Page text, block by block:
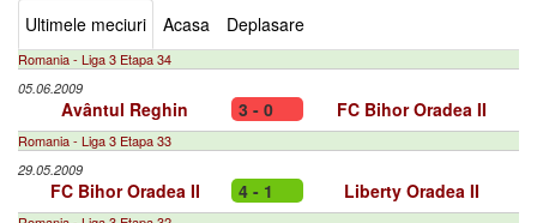
Ultimele meciuri Acasa Deplasare
Romania - Liga 3 Etapa 34
05.06.2009
Avântul Reghin 3 - 0 FC Bihor Oradea II
Romania - Liga 3 Etapa 33
29.05.2009
FC Bihor Oradea II 4 - 1 Liberty Oradea II